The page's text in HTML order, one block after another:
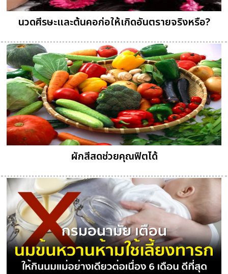
นวดศีรษะและต้นคอก่อให้เกิดอันตรายจริงหรือ?
ผักสีสดช่วยคุณฟิตได้